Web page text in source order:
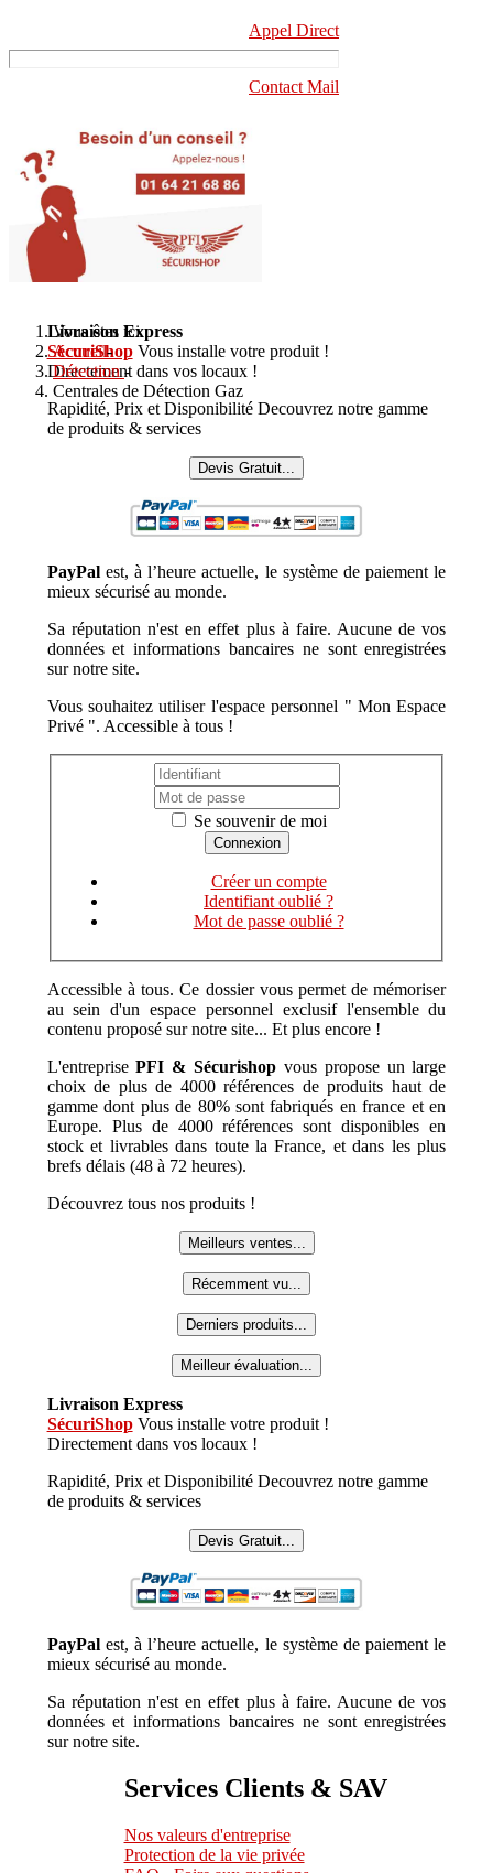
Appel Direct
Contact Mail
Vous êtes ici :
Accueil-
Détection-
Centrales de Détection Gaz
Livraison Express
SécuriShopVous installe votre produit !
Directement dans vos locaux !
Rapidité, Prix et Disponibilité Decouvrez notre gamme
de produits & services
Devis Gratuit...
PayPalest, à l’heure actuelle, le système de paiement le
mieux sécurisé au monde.
Sa réputation n'est en effet plus à faire. Aucune de vos
données et informations bancaires ne sont enregistrées
sur notre site.
Vous souhaitez utiliser l'espace personnel " Mon Espace
Privé ". Accessible à tous !
Se souvenir de moi
Créer un compte
Identifiant oublié ?
Mot de passe oublié ?
Accessible à tous. Ce dossier vous permet de mémoriser
au sein d'un espace personnel exclusif l'ensemble du
contenu proposé sur notre site... Et plus encore !
L'entreprisePFI & Sécurishop vous propose un large
choix de plus de 4000 références de produits haut de
gamme dont plus de 80% sont fabriqués en france et en
Europe. Plus de 4000 références sont disponibles en
stock et livrables dans toute la France, et dans les plus
brefs délais (48 à 72 heures).
Découvrez tous nos produits !
Meilleurs ventes...
Récemment vu...
Derniers produits...
Meilleur évaluation...
Livraison Express
SécuriShopVous installe votre produit !
Directement dans vos locaux !
Rapidité, Prix et Disponibilité Decouvrez notre gamme
de produits & services
Devis Gratuit...
PayPalest, à l’heure actuelle, le système de paiement le
mieux sécurisé au monde.
Sa réputation n'est en effet plus à faire. Aucune de vos
données et informations bancaires ne sont enregistrées
sur notre site.
Services Clients & SAV
Nos valeurs d'entreprise
Protection de la vie privée